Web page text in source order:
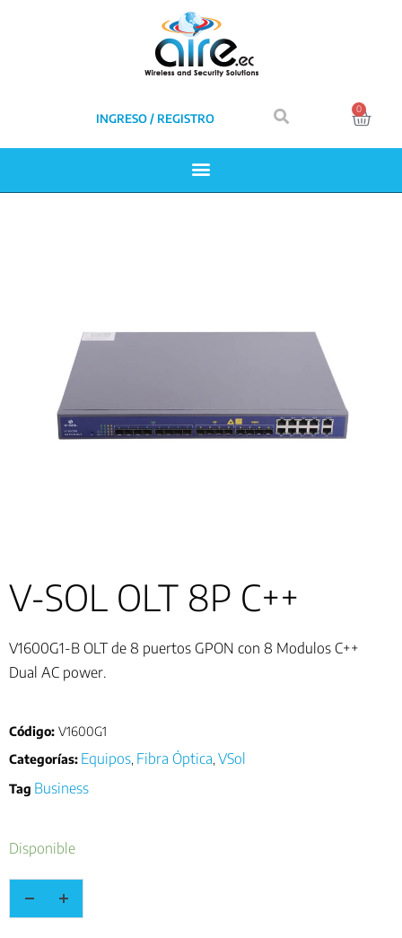
INGRESO / REGISTRO
0
V-SOL OLT 8P C++
V1600G1-B OLT de 8 puertos GPON con 8 Modulos C++
Dual AC power.
Código: V1600G1
Categorías: Equipos Fibra Óptica VSol
Tag Business
Disponible